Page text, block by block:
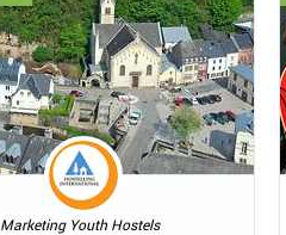
Marketing Youth Hostels